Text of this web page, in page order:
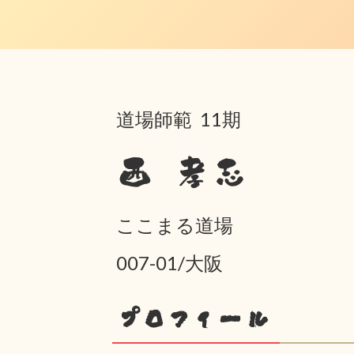
道場師範 11期
西 孝志
ここまる道場
007-01/大阪
プロフィール